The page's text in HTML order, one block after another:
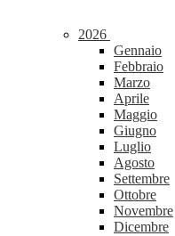
2026
Gennaio
Febbraio
Marzo
Aprile
Maggio
Giugno
Luglio
Agosto
Settembre
Ottobre
Novembre
Dicembre